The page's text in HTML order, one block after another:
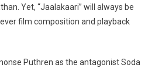
Yet, “Jaalakaari” will always be
film composition and playback
Puthren as the antagonist Soda